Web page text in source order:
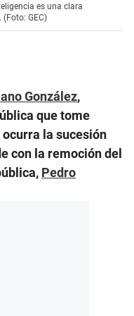
es una clara
GEC)
González,
que tome
la sucesión
con la remoción del
Pedro